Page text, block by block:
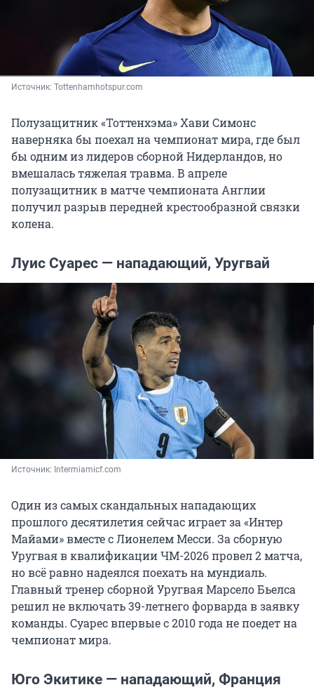
Источник: Tottenhamhotspur.com
Полузащитник «Тоттенхэма» Хави Симонс
наверняка бы поехал на чемпионат мира, где был
бы одним из лидеров сборной Нидерландов, но
вмешалась тяжелая травма. В апреле
полузащитник в матче чемпионата Англии
получил разрыв передней крестообразной связки
колена.
Луис Суарес — нападающий, Уругвай
Источник: Intermiamicf.com
Один из самых скандальных нападающих
прошлого десятилетия сейчас играет за «Интер
Майами» вместе с Лионелем Месси. За сборную
Уругвая в квалификации ЧМ-2026 провел 2 матча,
но всё равно надеялся поехать на мундиаль.
Главный тренер сборной Уругвая Марсело Бьелса
решил не включать 39-летнего форварда в заявку
команды. Суарес впервые с 2010 года не поедет на
чемпионат мира.
Юго Экитике — нападающий, Франция